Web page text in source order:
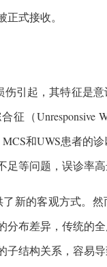
式接收。
伤引起，其特征是
Unresponsive
和UWS患者的
等问题，误诊率高
新的客观方式。然
分布差异，传统的
子结构关系，容易